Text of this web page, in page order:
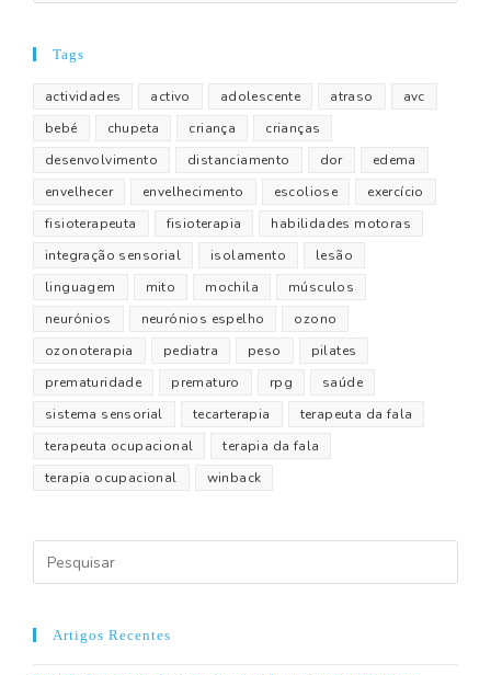
Tags
actividades activo adolescente atraso
avc
bebé
chupeta criança
crianças
desenvolvimento
distanciamento dor
edema
envelhecer
envelhecimento escoliose
exercício
fisioterapeuta
fisioterapia
habilidades motoras
integração sensorial
isolamento
lesão
linguagem
mito mochila
músculos
neurónios
neurónios espelho
ozono
ozonoterapia
pediatra peso
pilates
prematuridade
prematuro rpg
saúde
sistema sensorial
tecarterapia
terapeuta da fala
terapeuta ocupacional
terapia da fala
terapia ocupacional
winback
Artigos Recentes